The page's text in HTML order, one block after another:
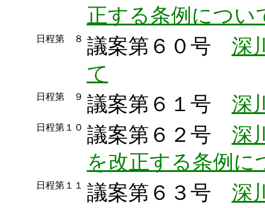
正する条例につい
日程第 ８ 議案第６０号 深
て
日程第 ９ 議案第６１号 深
日程第１０ 議案第６２号 深
を改正する条例に
日程第１１ 議案第６３号 深